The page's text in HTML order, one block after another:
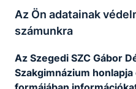
Az Ön adatainak
számunkra
Az Szegedi SZC Gábor
Szakgimnázium